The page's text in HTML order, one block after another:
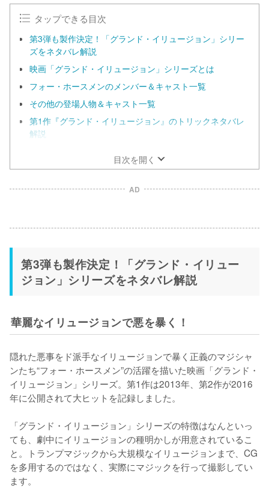
タップできる目次
第3弾も製作決定！「グランド・イリュージョン」シリー
ズをネタバレ解説
映画「グランド・イリュージョン」シリーズとは
フォー・ホースメンのメンバー＆キャスト一覧
その他の登場人物＆キャスト一覧
第1作『グランド・イリュージョン』のトリックネタバレ
解説
目次を開く
AD
第3弾も製作決定！「グランド・イリュー
ジョン」シリーズをネタバレ解説
華麗なイリュージョンで悪を暴く！
隠れた悪事をド派手なイリュージョンで暴く正義のマジシャ
ンたち“フォー・ホースメン”の活躍を描いた映画「グランド・
イリュージョン」シリーズ。第1作は2013年、第2作が2016
年に公開されて大ヒットを記録しました。
「グランド・イリュージョン」シリーズの特徴はなんといっ
ても、劇中にイリュージョンの種明かしが用意されているこ
と。トランプマジックから大規模なイリュージョンまで、CG
を多用するのではなく、実際にマジックを行って撮影してい
ます。